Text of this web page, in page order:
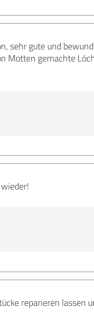
sehr gute und
Motten gemachte
reparieren lassen